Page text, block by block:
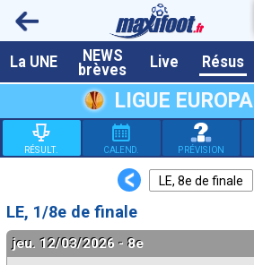
La UNE NEWS
brèves Live Résus
LIGUE EUROPA
RÉSULT. CALEND. PRÉVISION
< LE, 8e de finale
LE, 1/8e de finale
jeu. 12/03/2026 - 8e
A la UNE
Dernières brèves
Live / Matchs en direct
Résultats et Classements
Class. buteurs européens
Programme TV foot
Vidéos